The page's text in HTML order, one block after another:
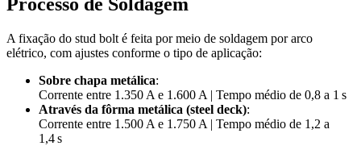
A fixação do stud bolt é feita por meio de soldagem por arco
elétrico, com ajustes conforme o tipo de aplicação:
Sobre chapa metálica:
Corrente entre 1.350 A e 1.600 A | Tempo médio de 0,8 a 1 s
Através da fôrma metálica (steel deck):
Corrente entre 1.500 A e 1.750 A | Tempo médio de 1,2 a
1,4 s